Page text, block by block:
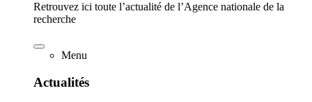
Retrouvez ici toute l’actualité de l’Agence nationale de la
recherche
Menu
Actualités